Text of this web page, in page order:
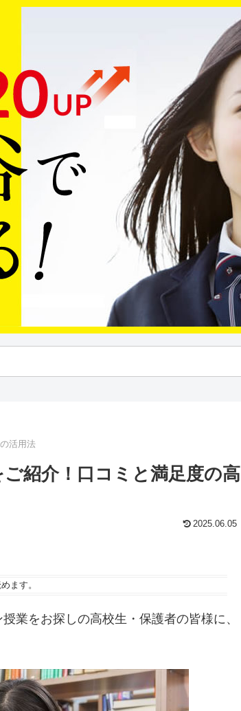
活用法
紹介！口コミと満足度の高
2025.06.05
ます。
業をお探しの高校生・保護者の皆様に、